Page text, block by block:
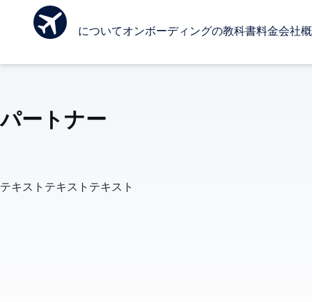
Ombo についてオンボーディングの教科書料金会社
パートナー
テキストテキストテキスト